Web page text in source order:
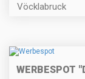
Vöcklabruck
WERBESPOT